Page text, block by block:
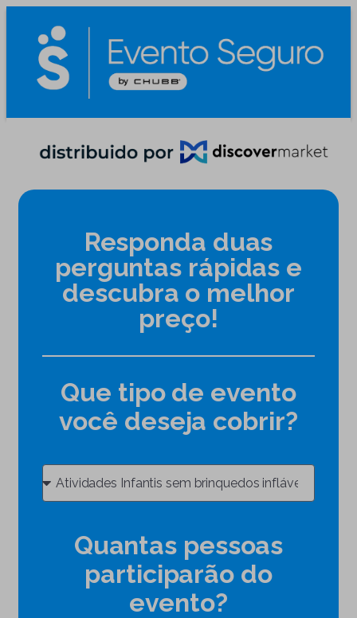
Responda duas
perguntas rápidas e
descubra o melhor
preço!
Que tipo de evento
você deseja cobrir?
Quantas pessoas
participarão do
evento?